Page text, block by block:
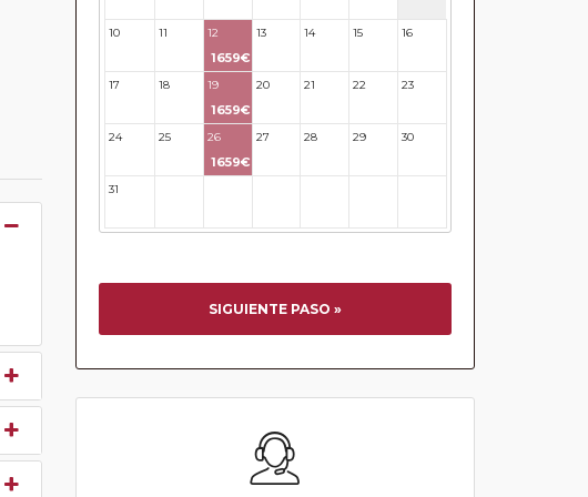
10 11 12
1659€
13 14 15 16
17 18 19
1659€
20 21 22 23
24 25 26
1659€
27 28 29 30
31
SIGUIENTE PASO »